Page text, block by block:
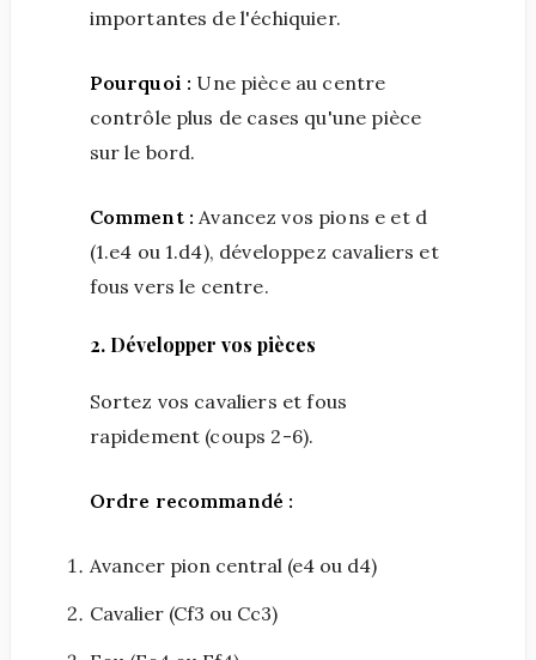
importantes de l'échiquier.
Pourquoi : Une pièce au centre
contrôle plus de cases qu'une pièce
sur le bord.
Comment : Avancez vos pions e et d
(1.e4 ou 1.d4), développez cavaliers et
fous vers le centre.
2. Développer vos pièces
Sortez vos cavaliers et fous
rapidement (coups 2-6).
Ordre recommandé :
Avancer pion central (e4 ou d4)
Cavalier (Cf3 ou Cc3)